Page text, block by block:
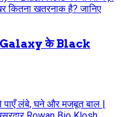
Galaxy के Black